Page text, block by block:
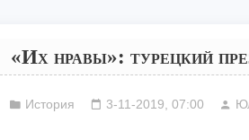
«Их нравы»: турецкий
История 3-11-2019, 07:00